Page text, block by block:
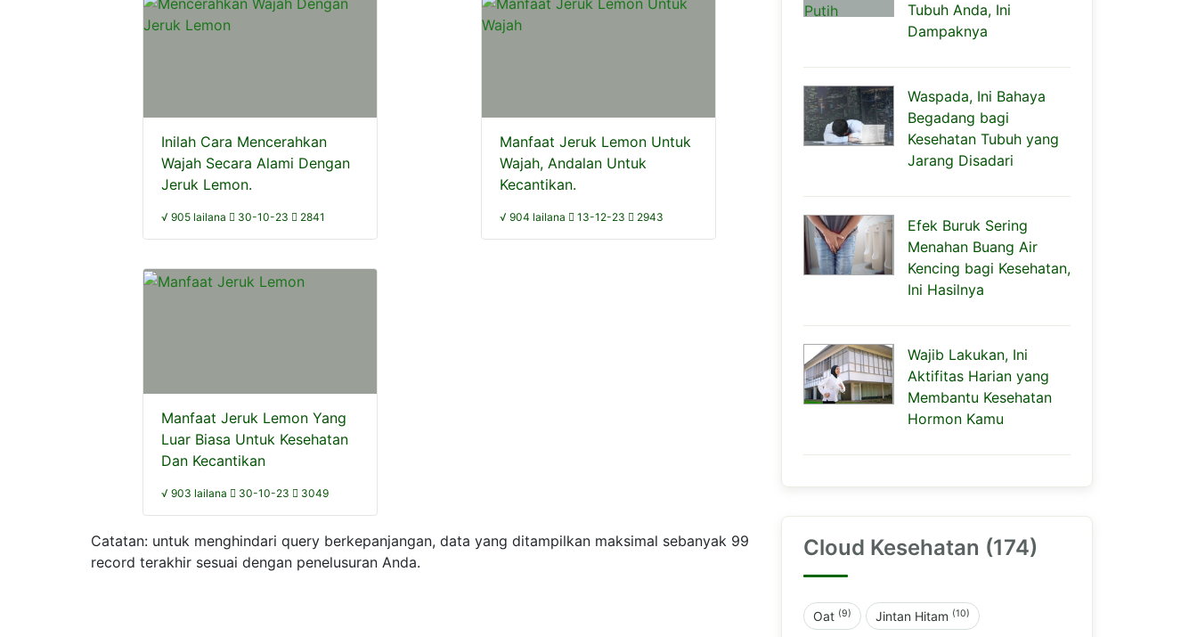
Inilah Cara Mencerahkan
Wajah Secara Alami Dengan
Jeruk Lemon.
√ 905 lailana 30-10-23 2841
Manfaat Jeruk Lemon Untuk
Wajah, Andalan Untuk
Kecantikan.
√ 904 lailana 13-12-23 2943
Manfaat Jeruk Lemon Yang
Luar Biasa Untuk Kesehatan
Dan Kecantikan
√ 903 lailana 30-10-23 3049
Catatan: untuk menghindari query berkepanjangan, data yang ditampilkan maksimal sebanyak 99
record terakhir sesuai dengan penelusuran Anda.
Tubuh Anda, Ini
Dampaknya
Waspada, Ini Bahaya
Begadang bagi
Kesehatan Tubuh yang
Jarang Disadari
Efek Buruk Sering
Menahan Buang Air
Kencing bagi Kesehatan,
Ini Hasilnya
Wajib Lakukan, Ini
Aktifitas Harian yang
Membantu Kesehatan
Hormon Kamu
Cloud Kesehatan (174)
Oat (9) Jintan Hitam (10)